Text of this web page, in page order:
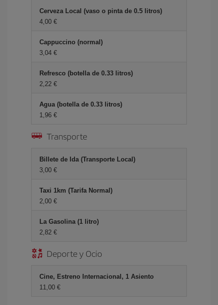
Cerveza Local (vaso o pinta de 0.5 litros)
4,00 €
Cappuccino (normal)
3,04 €
Refresco (botella de 0.33 litros)
2,22 €
Agua (botella de 0.33 litros)
1,96 €
Transporte
Billete de Ida (Transporte Local)
3,00 €
Taxi 1km (Tarifa Normal)
2,00 €
La Gasolina (1 litro)
2,82 €
Deporte y Ocio
Cine, Estreno Internacional, 1 Asiento
11,00 €